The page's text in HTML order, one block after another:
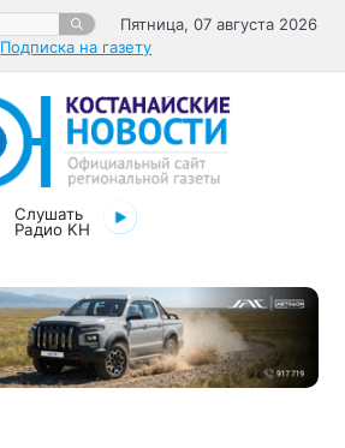
Пятница, 07 августа 2026
Подписка на газету
Слушать
Радио КН